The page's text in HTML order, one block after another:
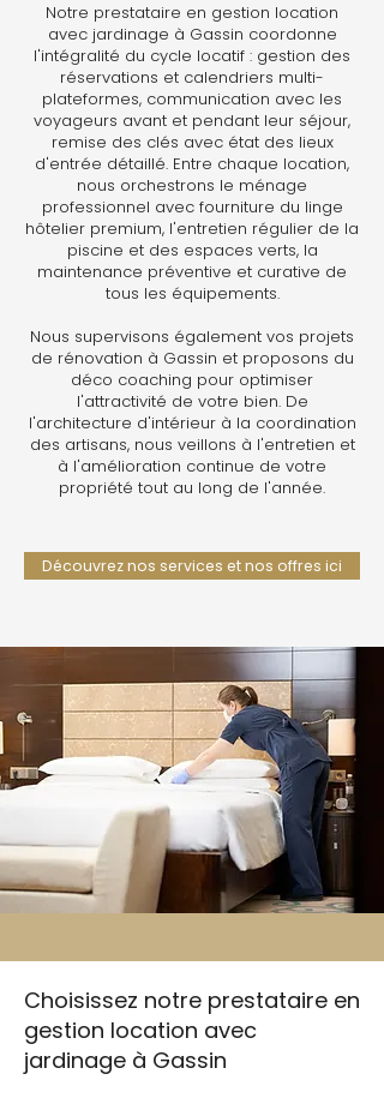
Notre prestataire en gestion location
avec jardinage à Gassin coordonne
l'intégralité du cycle locatif : gestion des
réservations et calendriers multi-
plateformes, communication avec les
voyageurs avant et pendant leur séjour,
remise des clés avec état des lieux
d'entrée détaillé. Entre chaque location,
nous orchestrons le ménage
professionnel avec fourniture du linge
hôtelier premium, l'entretien régulier de la
piscine et des espaces verts, la
maintenance préventive et curative de
tous les équipements.
Nous supervisons également vos projets
de rénovation à Gassin et proposons du
déco coaching pour optimiser
l'attractivité de votre bien. De
l'architecture d'intérieur à la coordination
des artisans, nous veillons à l'entretien et
à l'amélioration continue de votre
propriété tout au long de l'année.
Découvrez nos services et nos offres ici
Choisissez notre prestataire en
gestion location avec
jardinage à Gassin